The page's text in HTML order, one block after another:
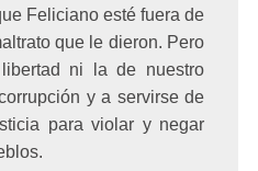
Feliciano esté fuera de
que le dieron. Pero
ni la de nuestro
y a servirse de
para violar y negar